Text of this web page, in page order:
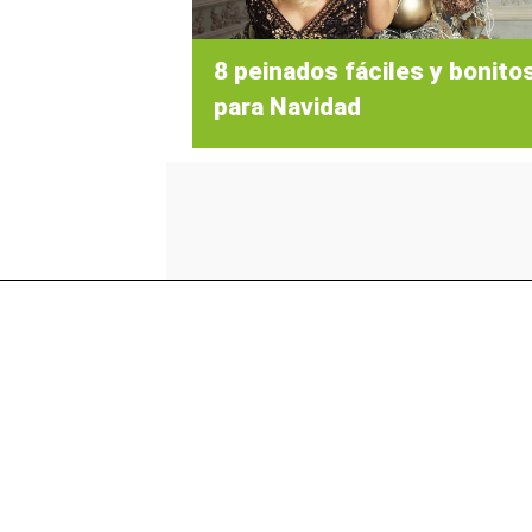
8 peinados fáciles y
para Navidad